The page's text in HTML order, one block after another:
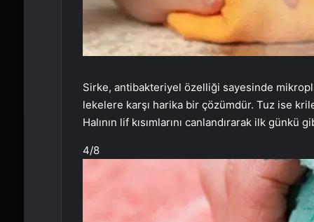
Sirke, antibakteriyel özelliği sayesinde
lekelere karşı harika bir çözümdür. Tuz ise
Halının lif kısımlarını canlandırarak ilk günkü
4/8